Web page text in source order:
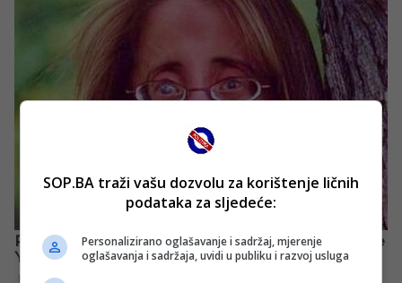
SOP.BA traži vašu dozvolu za korištenje ličnih
podataka za sljedeće:
Personalizirano oglašavanje i sadržaj, mjerenje
oglašavanja i sadržaja, uvidi u publiku i razvoj usluga